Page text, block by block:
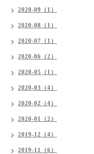
2020-09（1）
2020-08（1）
2020-07（1）
2020-06（2）
2020-05（1）
2020-03（4）
2020-02（4）
2020-01（2）
2019-12（4）
2019-11（6）